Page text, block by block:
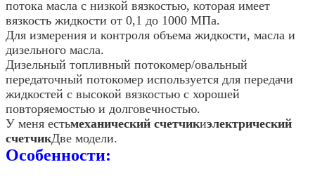
потока масла с низкой вязкостью, которая имеет
вязкость жидкости от 0,1 до 1000 МПа.
Для измерения и контроля объема жидкости, масла и
дизельного масла.
Дизельный топливный потокомер/овальный
передаточный потокомер используется для передачи
жидкостей с высокой вязкостью с хорошей
повторяемостью и долговечностью.
У меня естьмеханический счетчикиэлектрический
счетчикДве модели.
Особенности: